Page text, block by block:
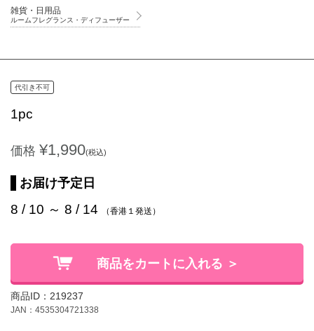
雑貨・日用品
ルームフレグランス・ディフューザー
代引き不可
1pc
価格 ¥1,990(税込)
お届け予定日
8 / 10 ～ 8 / 14 （香港１発送）
商品をカートに入れる ＞
商品ID：219237
JAN：4535304721338